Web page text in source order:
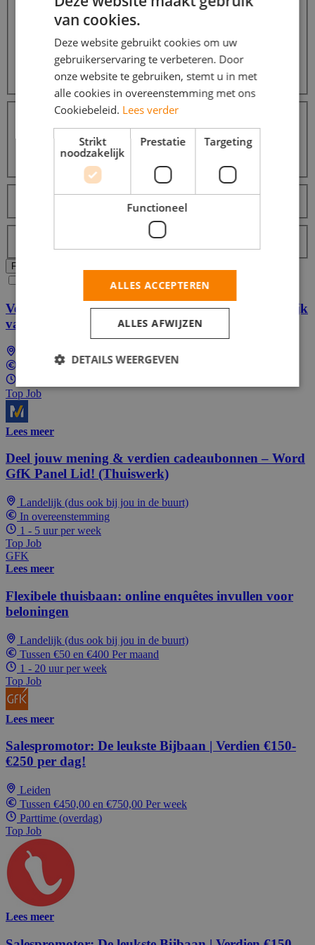
Zorg / Thuiszorg / Kinderopvang
110
Horeca / Catering72
Commercieel / Verkoop / Inkoop61
Promotiewerk / Hostess
13
Communicatie / Marketing / Reclame / PR
Opleidingsniveaus
HBO4
Filters Toepassen
Ja, email mij de nieuwste vacatures van deze zoekopdracht!
Verdien extra geld met online enquêtes. Gemakkelijk
vanuit huis of onderweg.
Landelijk (dus ook bij jou in de buurt)
In overeenstemming
Top Job
Lees meer
Deel jouw mening & verdien cadeaubonnen – Word
GfK Panel Lid! (Thuiswerk)
Landelijk (dus ook bij jou in de buurt)
In overeenstemming
1 - 5 uur per week
Top Job
GFK
Lees meer
Flexibele thuisbaan: online enquêtes invullen voor
beloningen
Landelijk (dus ook bij jou in de buurt)
Tussen €50 en €400 Per maand
1 - 20 uur per week
Top Job
Lees meer
Salespromotor: De leukste Bijbaan | Verdien €150-
€250 per dag!
Leiden
Tussen €450,00 en €750,00 Per week
Parttime (overdag)
Top Job
Lees meer
van cookies.
Deze website gebruikt cookies om uw
gebruikerservaring te verbeteren. Door
onze website te gebruiken, stemt u in met
alle cookies in overeenstemming met ons
Cookiebeleid. Lees verder
Strikt
noodzakelijk
Prestatie Targeting
Functioneel
ALLES ACCEPTEREN
ALLES AFWIJZEN
DETAILS WEERGEVEN